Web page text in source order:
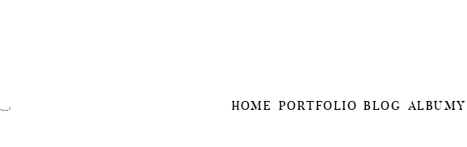
HOME PORTFOLIO BLOG ALBUMY